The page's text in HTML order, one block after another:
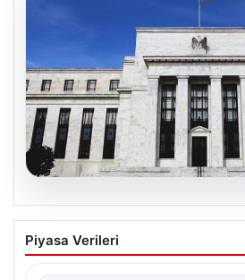
08.08.2026
Fed faizi sabit tuttu
{"title": "ABD Merkez Bankası
Piyasa Verileri